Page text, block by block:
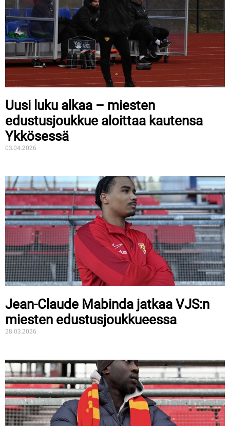
Uusi luku alkaa – miesten
edustusjoukkue aloittaa kautensa
Ykkösessä
03.04.2026
Jean-Claude Mabinda jatkaa VJS:n
miesten edustusjoukkueessa
28.03.2026